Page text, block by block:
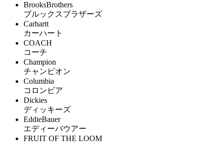
BrooksBrothers
ブルックスブラザーズ
Carhartt
カーハート
COACH
コーチ
Champion
チャンピオン
Columbia
コロンビア
Dickies
ディッキーズ
EddieBauer
エディーバウアー
FRUIT OF THE LOOM